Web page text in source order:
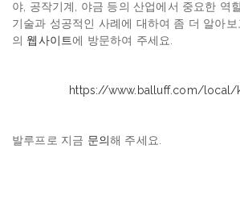
야, 공작기계, 야금 등의 산업에서 중요한 역
기술과 성공적인 사례에 대하여 좀 더 알아
의 웹사이트에 방문하여 주세요.
https://www.balluff.com/
발루프로 지금 문의해 주세요.